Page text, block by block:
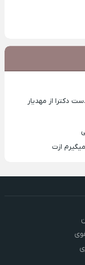
دکترا از مهدیار
ازت